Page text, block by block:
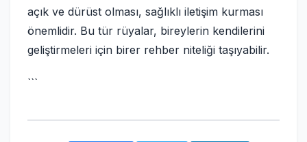
açık ve dürüst olması, sağlıklı iletişim kurması
önemlidir. Bu tür rüyalar, bireylerin kendilerini
geliştirmeleri için birer rehber niteliği taşıyabilir.
```